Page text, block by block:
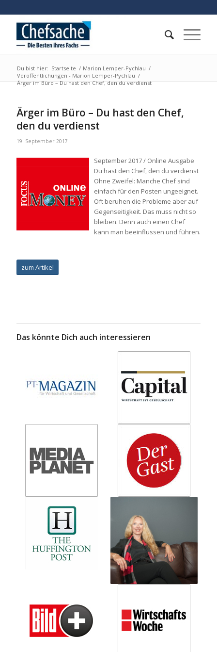
Du bist hier: Startseite / Marion Lemper-Pychlau /
Veröffentlichungen - Marion Lemper-Pychlau /
Ärger im Büro – Du hast den Chef, den du verdienst
Ärger im Büro – Du hast den Chef,
den du verdienst
19. September 2017
September 2017 / Online Ausgabe
Du hast den Chef, den du verdienst
Ohne Zweifel: Manche Chef sind
einfach für den Posten ungeeignet.
Oft beruhen die Probleme aber auf
Gegenseitigkeit. Das muss nicht so
bleiben. Denn auch einen Chef
kann man beeinflussen und führen.
zum Artikel
Das könnte Dich auch interessieren